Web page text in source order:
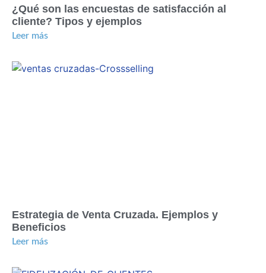
¿Qué son las encuestas de satisfacción al
cliente? Tipos y ejemplos
Leer más
Estrategia de Venta Cruzada. Ejemplos y
Beneficios
Leer más